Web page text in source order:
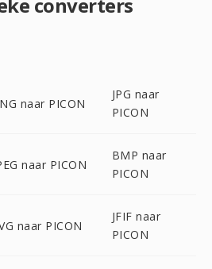
naar PICON
JPG naar
PICON
naar PICON
BMP naar
PICON
naar PICON
JFIF naar
PICON